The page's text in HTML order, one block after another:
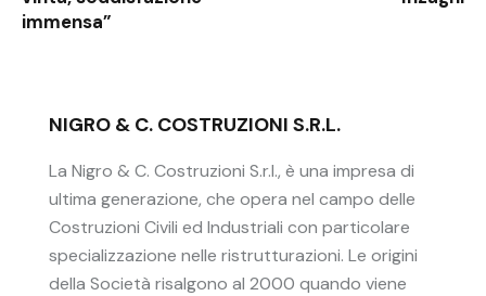
immensa”
NIGRO & C. COSTRUZIONI S.R.L.
La Nigro & C. Costruzioni S.r.l., è una impresa di
ultima generazione, che opera nel campo delle
Costruzioni Civili ed Industriali con particolare
specializzazione nelle ristrutturazioni. Le origini
della Società risalgono al 2000 quando viene